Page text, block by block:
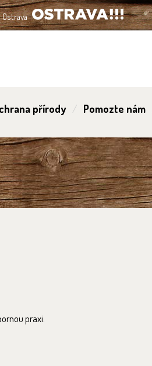
OSTRAVA!!!
přírody Pomozte nám
praxi.